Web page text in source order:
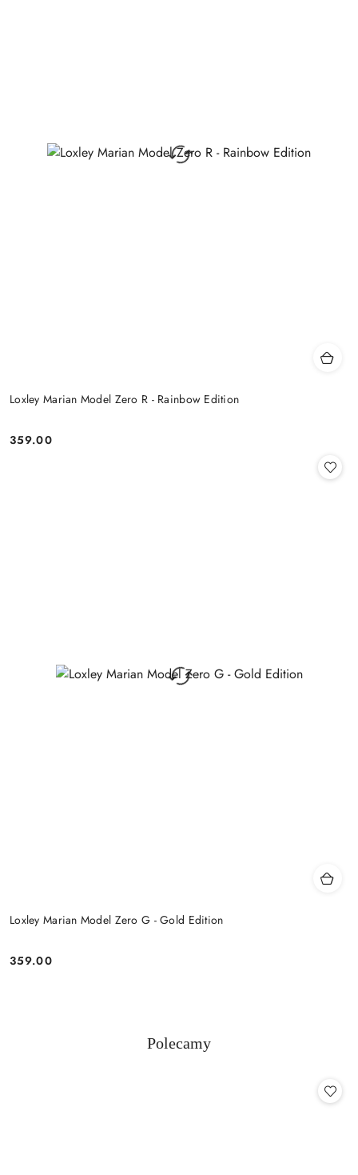
Loxley Marian Model Zero R - Rainbow Edition
Cena:
359.00
Loxley Marian Model Zero G - Gold Edition
Cena:
359.00
Pomiń karuzelę produktów
Produkty
Polecamy